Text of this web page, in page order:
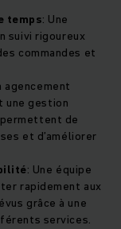
temps: Une
suivi rigoureux
commandes et
agencement
une gestion
permettent de
et d’améliorer
: Une équipe
rapidement aux
grâce à une
services.